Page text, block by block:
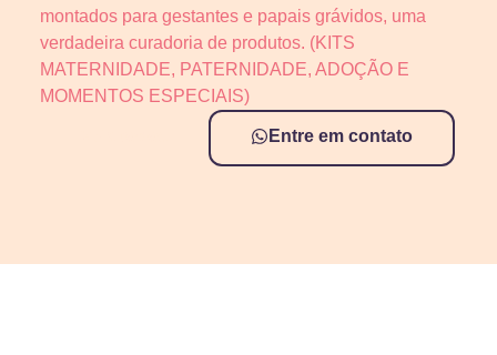
montados para gestantes e papais grávidos, uma
verdadeira curadoria de produtos. (KITS
MATERNIDADE, PATERNIDADE, ADOÇÃO E
MOMENTOS ESPECIAIS)
Entre em contato